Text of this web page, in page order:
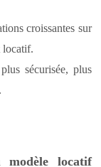
croissantes sur
locatif.
sécurisée, plus
modèle locatif